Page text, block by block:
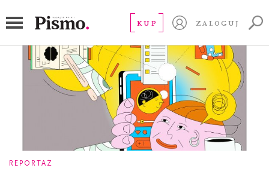
KUP ZALOGUJ
REPORTAŻ